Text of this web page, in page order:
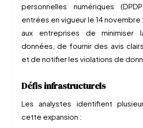
personnelles numériques
entrées en vigueur le 14
aux entreprises de minimiser
données, de fournir des avis
et de notifier les violations de
Défis infrastructurels
Les analystes identifient
cette expansion :